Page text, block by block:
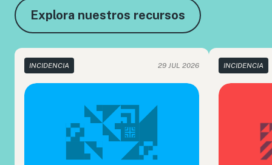
Explora nuestros recursos
INCIDENCIA 29 JUL 2026 INCIDENCIA